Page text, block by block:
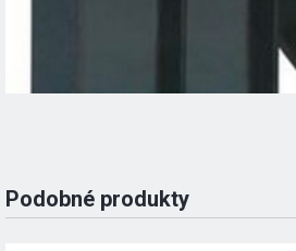
Podobné produkty